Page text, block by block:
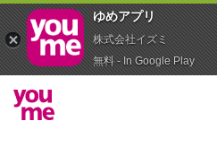
ゆめアプ‪リ‬
株式会社イズミ
無料 - In Google Play